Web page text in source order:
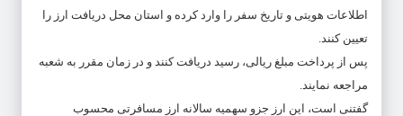
اطلاعات هویتی و تاریخ سفر را وارد کرده و استان محل دریافت ارز را
تعیین کنند.
پس از پرداخت مبلغ ریالی، رسید دریافت کنند و در زمان مقرر به شعبه
مراجعه نمایند.
گفتنی است، این ارز جزو سهمیه سالانه ارز مسافرتی محسوب